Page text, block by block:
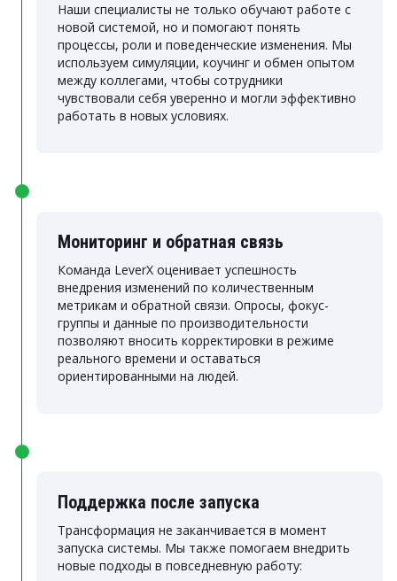
Наши специалисты не только обучают работе с
новой системой, но и помогают понять
процессы, роли и поведенческие изменения. Мы
используем симуляции, коучинг и обмен опытом
между коллегами, чтобы сотрудники
чувствовали себя уверенно и могли эффективно
работать в новых условиях.
Мониторинг и обратная связь
Команда LeverX оценивает успешность
внедрения изменений по количественным
метрикам и обратной связи. Опросы, фокус-
группы и данные по производительности
позволяют вносить корректировки в режиме
реального времени и оставаться
ориентированными на людей.
Поддержка после запуска
Трансформация не заканчивается в момент
запуска системы. Мы также помогаем внедрить
новые подходы в повседневную работу: